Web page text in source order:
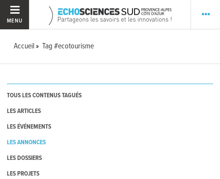
MENU
Accueil Tag #ecotourisme
TOUS LES CONTENUS TAGUÉS
LES ARTICLES
LES ÉVÉNEMENTS
LES ANNONCES
LES DOSSIERS
LES PROJETS